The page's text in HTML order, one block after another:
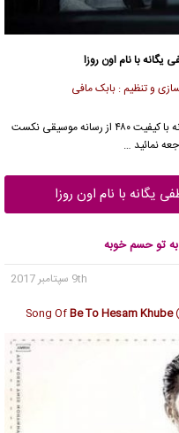
یگانهبا نام اون روزا
و تنظیم : بابک مافی
با کیفیت ۴۸۰ از رسانه موسیقی نکست
نمائید …
یگانه با نام اون روزا
تو حسم خوبه
9th سپتامبر 2017
Song OfBe To Hesam Khube